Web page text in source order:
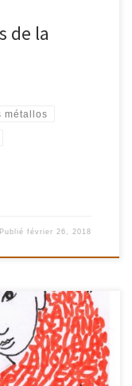
de la
métallos
Publiéfévrier 26, 2018
Panthéon« , nous
au long du Parcours